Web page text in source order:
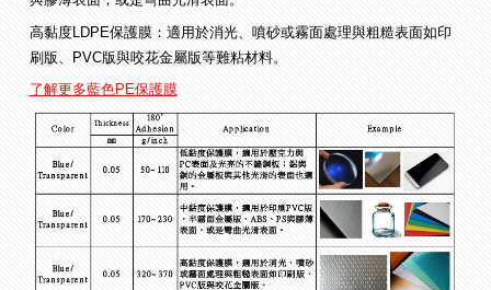
高黏度LDPE保護膜：適用於消光、噴砂或霧面處理與粗糙表面如印
刷版、PVC版與咬花金屬版等難粘材料。
了解更多藍色PE保護膜